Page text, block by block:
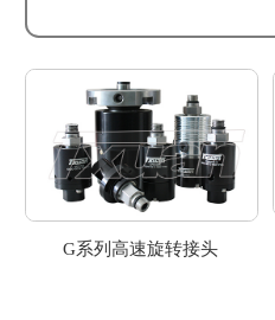
G系列高速旋转接头